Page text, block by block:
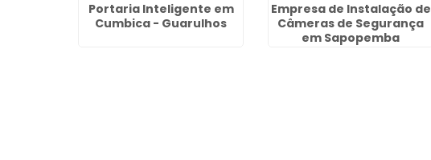
Portaria Inteligente em
Cumbica - Guarulhos
Empresa de Instalação de
Câmeras de Segurança
em Sapopemba